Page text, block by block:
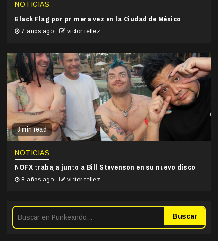
NOTICIAS
Black Flag por primera vez en la Ciudad de México
7 años ago victor tellez
3 min read
NOTICIAS
NOFX trabaja junto a Bill Stevenson en su nuevo disco
8 años ago victor tellez
Buscar